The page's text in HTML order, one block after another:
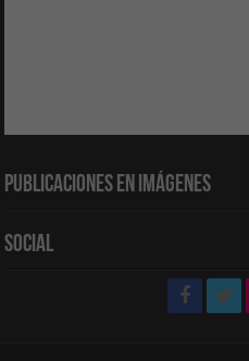
Publicaciones en Imágenes
Social